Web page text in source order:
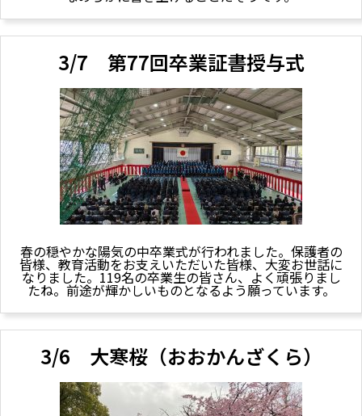
3/7 第77回卒業証書授与式
春の穏やかな陽気の中卒業式が行われました。保護者の
皆様、教育活動をお支えいただいた皆様、大変お世話に
なりました。119名の卒業生の皆さん、よく頑張りまし
たね。前途が輝かしいものとなるよう願っています。
3/6 大寒桜（おおかんざくら）